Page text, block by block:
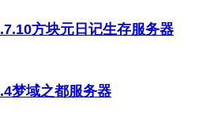
方块元日记生存服务器
梦域之都服务器